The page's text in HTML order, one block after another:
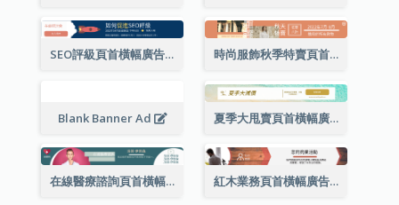
SEO評級頁首橫幅廣告 時尚服飾秋季特賣頁首橫幅廣告
Blank Banner Ad 夏季大甩賣頁首橫幅廣告
在線醫療諮詢頁首橫幅廣告 紅木業務頁首橫幅廣告